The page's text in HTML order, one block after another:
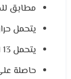
مطابق
يتحمل حرارة حتي
يتحمل 13 امبير
حاصلة